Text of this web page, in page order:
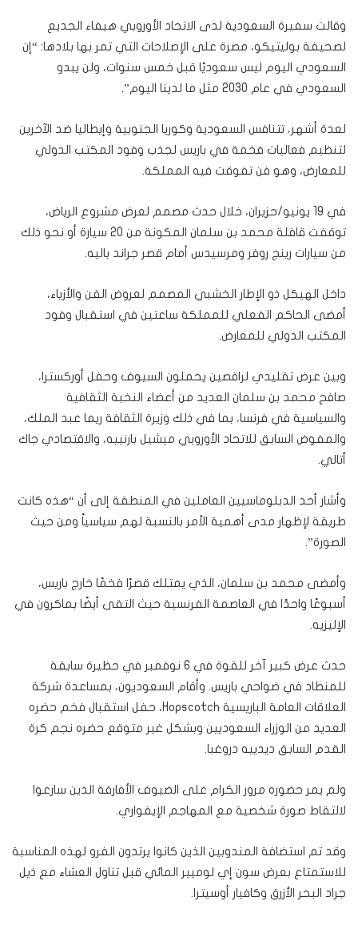
وقالت سفيرة السعودية لدى الاتحاد الأوروبي هيفاء الجديع
لصحيفة بوليتيكو، مصرة على الإصلاحات التي تمر بها بلادها: “إن
السعودي اليوم ليس سعوديًا قبل خمس سنوات، ولن يبدو
السعودي في عام 2030 مثل ما لدينا اليوم”.
لعدة أشهر، تتنافس السعودية وكوريا الجنوبية وإيطاليا ضد الآخرين
لتنظيم فعاليات فخمة في باريس لجذب وفود المكتب الدولي
للمعارض، وهو فن تفوقت فيه المملكة.
في 19 يونيو/حزيران، خلال حدث مصمم لعرض مشروع الرياض،
توقفت قافلة محمد بن سلمان المكونة من 20 سيارة أو نحو ذلك
من سيارات رينج روفر ومرسيدس أمام قصر جراند باليه.
داخل الهيكل ذو الإطار الخشبي المصمم لعروض الفن والأزياء،
أمضى الحاكم الفعلي للمملكة ساعتين في استقبال وفود
المكتب الدولي للمعارض.
وبين عرض تقليدي لراقصين يحملون السيوف وحفل أوركسترا،
صافح محمد بن سلمان العديد من أعضاء النخبة الثقافية
والسياسية في فرنسا، بما في ذلك وزيرة الثقافة ريما عبد الملك،
والمفوض السابق للاتحاد الأوروبي ميشيل بارنييه، والاقتصادي جاك
أتالي.
وأشار أحد الدبلوماسيين العاملين في المنطقة إلى أن “هذه كانت
طريقة لإظهار مدى أهمية الأمر بالنسبة لهم سياسياً ومن حيث
الصورة”.
وأمضى محمد بن سلمان، الذي يمتلك قصرًا فخمًا خارج باريس،
أسبوعًا واحدًا في العاصمة الفرنسية حيث التقى أيضًا بماكرون في
الإليزيه.
حدث عرض كبير آخر للقوة في 6 نوفمبر في حظيرة سابقة
للمنطاد في ضواحي باريس. وأقام السعوديون، بمساعدة شركة
العلاقات العامة الباريسية Hopscotch، حفل استقبال فخم حضره
العديد من الوزراء السعوديين وبشكل غير متوقع حضره نجم كرة
القدم السابق ديدييه دروغبا.
ولم يمر حضوره مرور الكرام على الضيوف الأفارقة الذين سارعوا
لالتقاط صورة شخصية مع المهاجم الإيفواري.
وقد تم استضافة المندوبين الذين كانوا يرتدون الفرو لهذه المناسبة
للاستمتاع بعرض سون إي لوميير المائي قبل تناول العشاء مع ذيل
جراد البحر الأزرق وكافيار أوسيترا.